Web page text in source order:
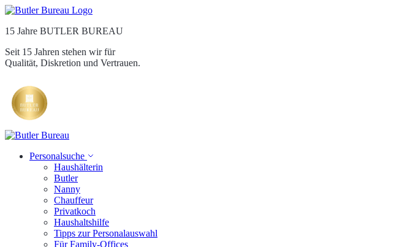
15 Jahre BUTLER BUREAU
Seit 15 Jahren stehen wir für
Qualität, Diskretion und Vertrauen.
Personalsuche
Haushälterin
Butler
Nanny
Chauffeur
Privatkoch
Haushaltshilfe
Tipps zur Personalauswahl
Für Family-Offices